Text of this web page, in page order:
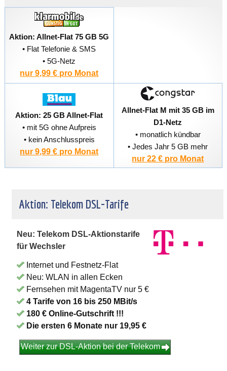
Aktion: Allnet-Flat 75 GB 5G
• Flat Telefonie & SMS
• 5G-Netz
nur 9,99 € pro Monat
Aktion: 25 GB Allnet-Flat
• mit 5G ohne Aufpreis
• kein Anschlusspreis
nur 9,99 € pro Monat
Allnet-Flat M mit 35 GB im
D1-Netz
• monatlich kündbar
• Jedes Jahr 5 GB mehr
nur 22 € pro Monat
Aktion: Telekom DSL-Tarife
Neu: Telekom DSL-Aktionstarife
für Wechsler
Internet und Festnetz-Flat
Neu: WLAN in allen Ecken
Fernsehen mit MagentaTV nur 5 €
4 Tarife von 16 bis 250 MBit/s
180 € Online-Gutschrift !!!
Die ersten 6 Monate nur 19,95 €
Weiter zur DSL-Aktion bei der Telekom